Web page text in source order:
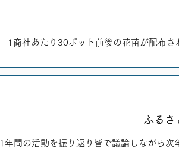
1商社あたり30ポット前後の花苗が配布さ
ふるさ
1年間の活動を振り返り皆で議論しながら次